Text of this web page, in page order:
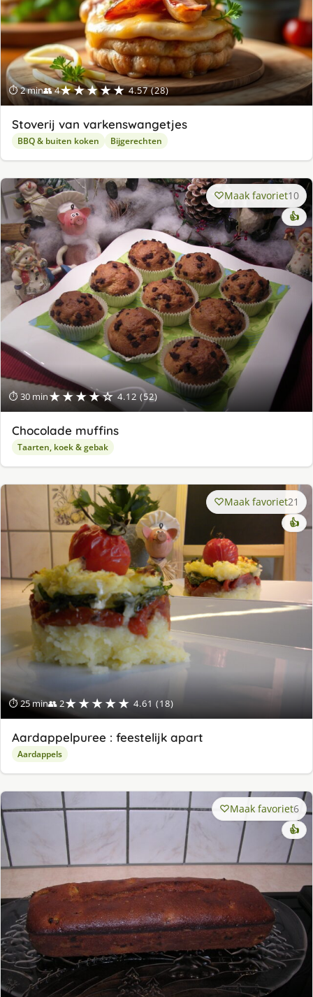
⏱ 2 min👥 4★★★★★ 4.57 (28)
Stoverij van varkenswangetjes
BBQ & buiten koken Bijgerechten
⏱ 30 min★★★★☆ 4.12 (52)
Maak favoriet10
👍
Chocolade muffins
Taarten, koek & gebak
⏱ 25 min👥 2★★★★★ 4.61 (18)
Maak favoriet21
👍
Aardappelpuree : feestelijk apart
Aardappels
Maak favoriet6
👍